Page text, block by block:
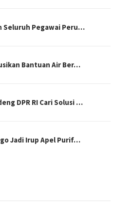
Seluruh Pegawai Peru…
Bantuan Air Ber…
DPR RI Cari Solusi …
Jadi Irup Apel Purif…